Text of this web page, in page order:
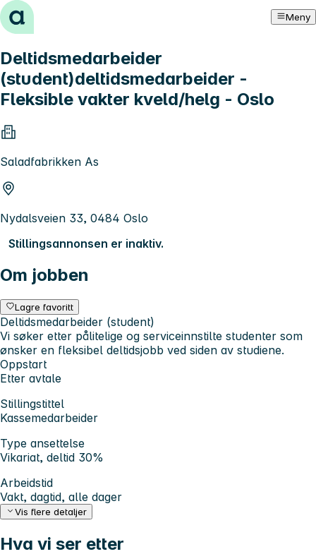
Hopp til innhold Meny
Deltidsmedarbeider
(student)deltidsmedarbeider -
Fleksible vakter kveld/helg - Oslo
Saladfabrikken As
Nydalsveien 33, 0484 Oslo
Stillingsannonsen er inaktiv.
Om jobben
Lagre favoritt
Deltidsmedarbeider (student)
Vi søker etter pålitelige og serviceinnstilte studenter som
ønsker en fleksibel deltidsjobb ved siden av studiene.
Oppstart
Etter avtale
Stillingstittel
Kassemedarbeider
Type ansettelse
Vikariat, deltid 30%
Arbeidstid
Vakt, dagtid, alle dager
Vis flere detaljer
Hva vi ser etter